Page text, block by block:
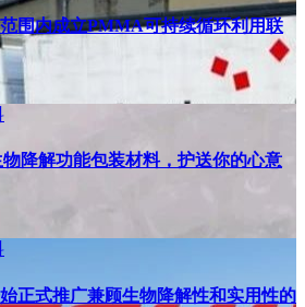
围内成立PMMA可持续循环利用联
降解功能包装材料，护送你的心意
正式推广兼顾生物降解性和实用性的